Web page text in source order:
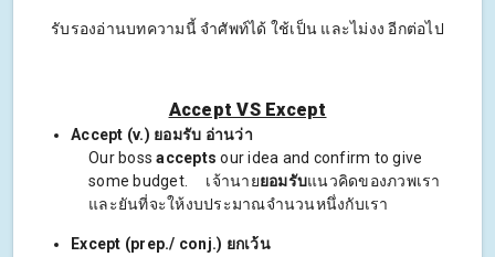
รับรองอ่านบทความนี้ จำศัพท์ได้ ใช้เป็น และไม่งง อีกต่อไป
Accept VS Except
Accept (v.) ยอมรับ อ่านว่า
Our bossaccepts our idea and confirm to give
some budget. เจ้านายยอมรับแนวคิดของภวพเรา
และยันที่จะให้งบประมาณจำนวนหนึ่งกับเรา
Except (prep./ conj.) ยกเว้น